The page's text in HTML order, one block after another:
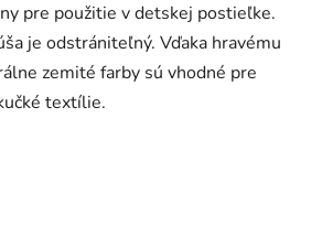
pre použitie v detskej postieľke.
je odstrániteľný. Vďaka hravému
zemité farby sú vhodné pre
textílie.